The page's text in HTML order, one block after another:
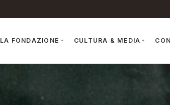
LA FONDAZIONE CULTURA & MEDIA